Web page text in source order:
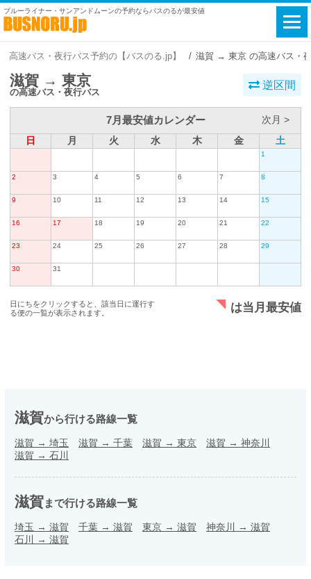
ブルーライナー・サンアンドムーンの予約ならバスのるが最安値
高速バス・夜行バス予約の【バスのる.jp】 滋賀 → 東京 の高速バス・
滋賀 → 東京
の高速バス・夜行バス
逆区間
7月最安値カレンダー
次月 >
日
月 火 水 木 金 土
1
2 3 4 5 6 7 8
9 10 11 12 13 14 15
16 17 18 19 20 21 22
23 24 25 26 27 28 29
30 31
日にちをクリックすると、該当日に運行す
る便の一覧が表示されます。
は当月最安値
滋賀から行ける路線一覧
滋賀 → 埼玉 滋賀 → 千葉 滋賀 → 東京 滋賀 → 神奈川
滋賀 → 石川
滋賀まで行ける路線一覧
埼玉 → 滋賀 千葉 → 滋賀 東京 → 滋賀 神奈川 → 滋賀
石川 → 滋賀